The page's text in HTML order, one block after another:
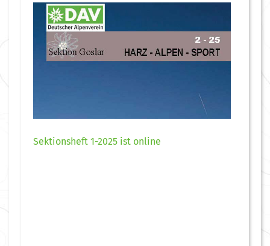
Sektionsheft 1-2025 ist online